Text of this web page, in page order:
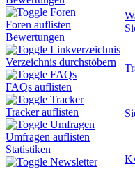
Foren
Foren auflisten
Bewertungen
Linkverzeichnis
Verzeichnis durchstöbern
FAQs
FAQs auflisten
Tracker
Tracker auflisten
Umfragen
Umfragen auflisten
Statistiken
Newsletter